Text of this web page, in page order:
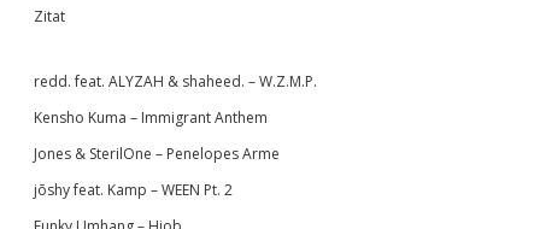
Zitat
redd. feat. ALYZAH & shaheed. – W.Z.M.P.
Kensho Kuma – Immigrant Anthem
Jones & SterilOne – Penelopes Arme
jōshy feat. Kamp – WEEN Pt. 2